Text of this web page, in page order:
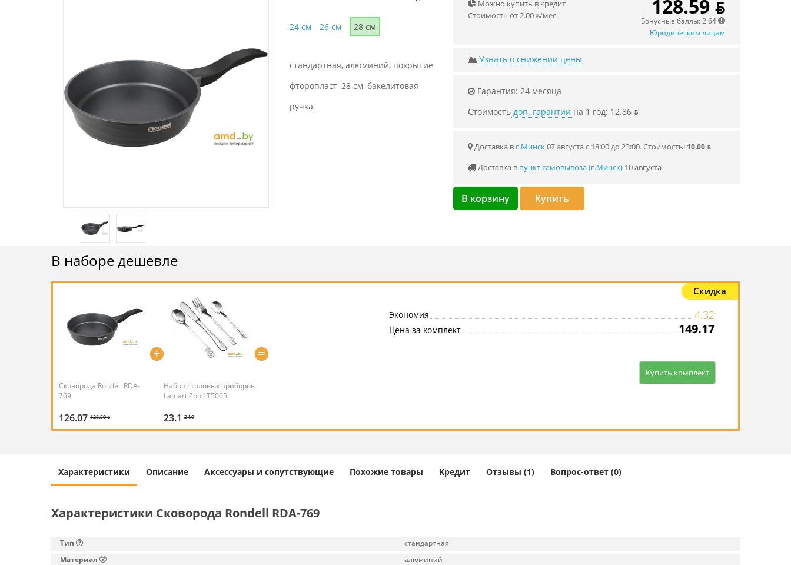
24 см 26 см 28 см
стандартная, алюминий, покрытие
фторопласт, 28 см, бакелитовая
ручка
Можно купить в кредит
Стоимость от 2.00 ƃ/мec.
128.59 ƃ
Бонусные баллы: 2.64
Юридическим лицам
Узнать о снижении цены
Гарантия: 24 месяца
Стоимостьдоп. гарантии на 1 год: 12.86 ƃ
Доставка в г.Минск07 августа с 18:00 до 23:00.Стоимость: 10.00 ƃ
Доставка в пункт самовывоза (г.Минск)10 августа
В корзину Купить
В наборе дешевле
Скидка
Сковорода Rondell RDA-
769
126.07 128.59 ƃ
+
Набор столовых приборов
Lamart Zoo LT5005
23.1 24.9
=
Экономия 4.32
Цена за комплект 149.17
Купить комплект
Характеристики Описание Аксессуары и сопутствующие Похожие товары Кредит Отзывы (1) Вопрос-ответ (0)
Характеристики Сковорода Rondell RDA-769
Тип
стандартная
Материал
алюминий